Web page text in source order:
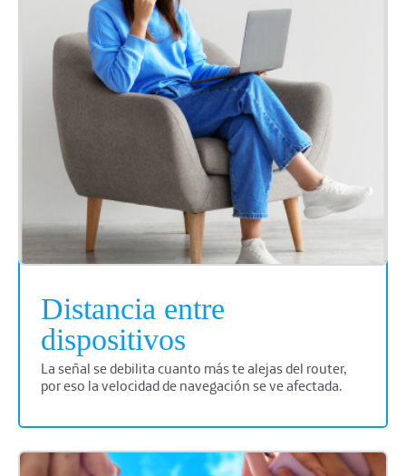
Distancia entre
dispositivos
La señal se debilita cuanto más te alejas del router,
por eso la velocidad de navegación se ve afectada.